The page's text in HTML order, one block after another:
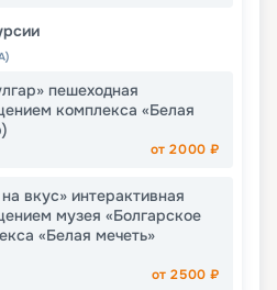
пешеходная
комплекса «Белая
от2000 ₽
вкус» интерактивная
музея «Болгарское
«Белая мечеть»
от2500 ₽